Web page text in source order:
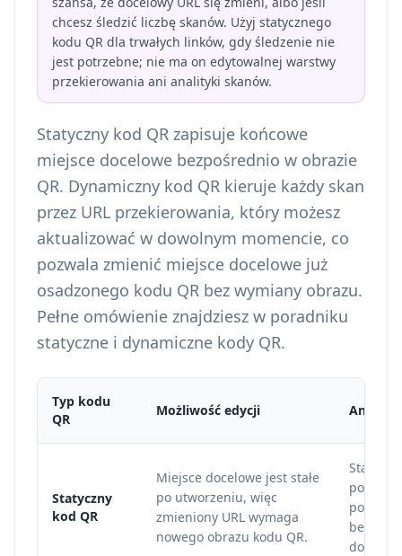
chcesz śledzić liczbę skanów. Użyj statycznego
kodu QR dla trwałych linków, gdy śledzenie nie
jest potrzebne; nie ma on edytowalnej warstwy
przekierowania ani analityki skanów.
Statyczny kod QR zapisuje końcowe
miejsce docelowe bezpośrednio w obrazie
QR. Dynamiczny kod QR kieruje każdy skan
przez URL przekierowania, który możesz
aktualizować w dowolnym momencie, co
pozwala zmienić miejsce docelowe już
osadzonego kodu QR bez wymiany obrazu.
Pełne omówienie znajdziesz w poradniku
statyczne i dynamiczne kody QR.
Typ kodu
QR
Możliwość edycji
Statyczny
kod QR
Miejsce docelowe jest stałe
po utworzeniu, więc
zmieniony URL wymaga
nowego obrazu kodu QR.